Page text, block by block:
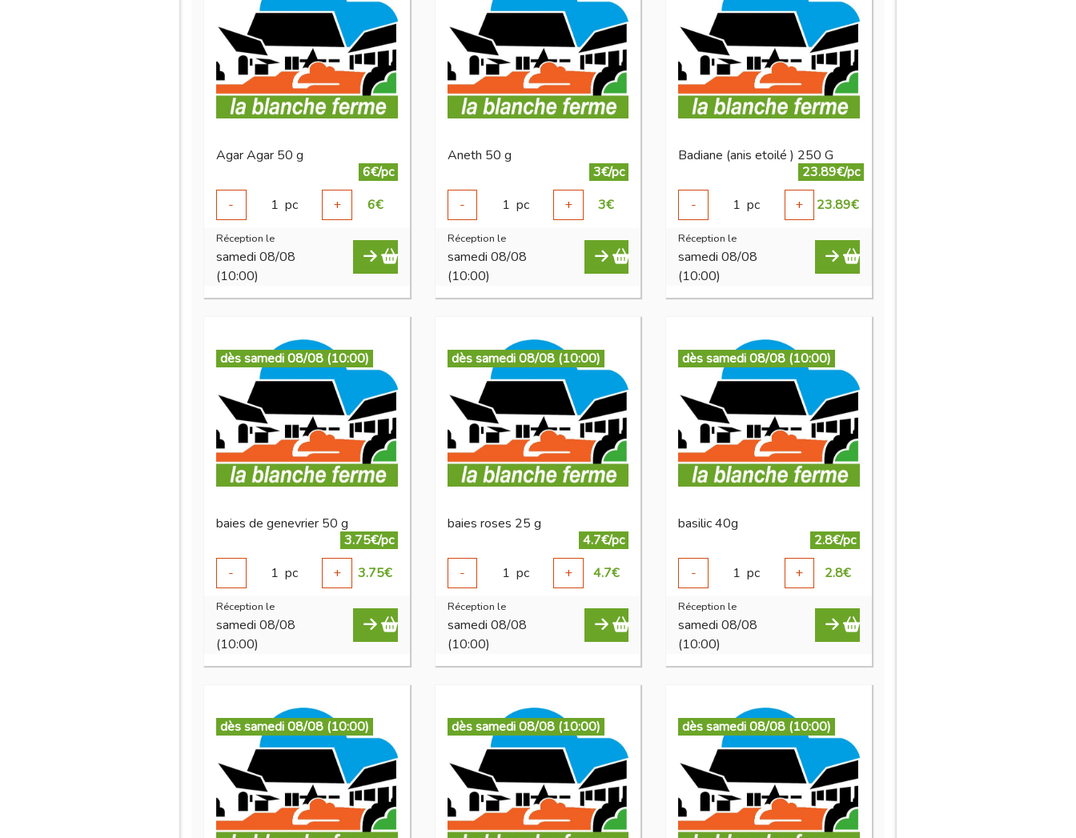
Agar Agar 50 g
6€/pc
-
1 pc + 6€
Réception le
samedi 08/08
(10:00)
Aneth 50 g
3€/pc
-
1 pc + 3€
Réception le
samedi 08/08
(10:00)
Badiane (anis etoilé ) 250 G
23.89€/pc
-
1 pc + 23.89€
Réception le
samedi 08/08
(10:00)
dès samedi 08/08 (10:00)
baies de genevrier 50 g
3.75€/pc
-
1 pc + 3.75€
Réception le
samedi 08/08
(10:00)
dès samedi 08/08 (10:00)
baies roses 25 g
4.7€/pc
-
1 pc + 4.7€
Réception le
samedi 08/08
(10:00)
dès samedi 08/08 (10:00)
basilic 40g
2.8€/pc
-
1 pc + 2.8€
Réception le
samedi 08/08
(10:00)
dès samedi 08/08 (10:00) dès samedi 08/08 (10:00) dès samedi 08/08 (10:00)